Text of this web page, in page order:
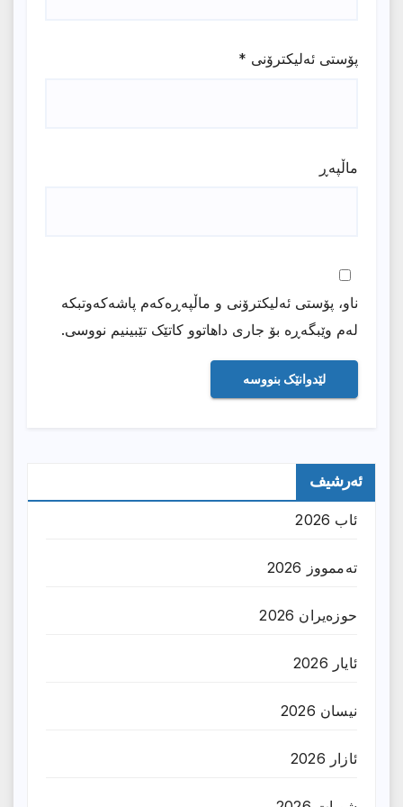
پۆستی ئەلیکترۆنی *
ماڵپه‌ڕ
ناو، پۆستی ئەلیکترۆنی و ماڵپەڕەکەم پاشەکەوتبکە
لەم وێبگەڕە بۆ جاری داهاتوو کاتێک تێبینیم نووسی.
ئەرشیف
ئاب 2026
تەممووز 2026
حوزه‌یران 2026
ئایار 2026
نیسان 2026
ئازار 2026